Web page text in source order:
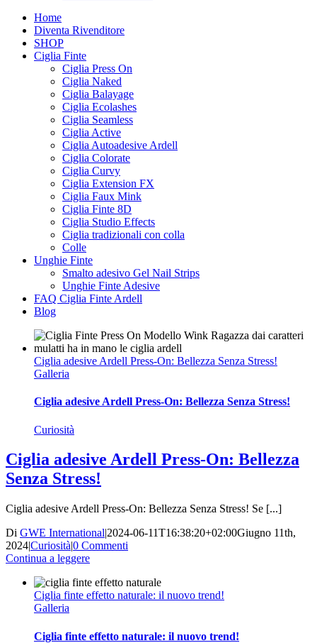
Home
Diventa Rivenditore
SHOP
Ciglia Finte
Ciglia Press On
Ciglia Naked
Ciglia Balayage
Ciglia Ecolashes
Ciglia Seamless
Ciglia Active
Ciglia Autoadesive Ardell
Ciglia Colorate
Ciglia Curvy
Ciglia Extension FX
Ciglia Faux Mink
Ciglia Finte 8D
Ciglia Studio Effects
Ciglia tradizionali con colla
Colle
Unghie Finte
Smalto adesivo Gel Nail Strips
Unghie Finte Adesive
FAQ Ciglia Finte Ardell
Blog
Ciglia adesive Ardell Press-On: Bellezza Senza Stress!
Galleria
Ciglia adesive Ardell Press-On: Bellezza Senza Stress!
Curiosità
Ciglia adesive Ardell Press-On: Bellezza
Senza Stress!
Ciglia adesive Ardell Press-On: Bellezza Senza Stress! Se [...]
Di GWE International|2024-06-11T16:38:20+02:00Giugno 11th,
2024|Curiosità|0 Commenti
Continua a leggere
Ciglia finte effetto naturale: il nuovo trend!
Galleria
Ciglia finte effetto naturale: il nuovo trend!